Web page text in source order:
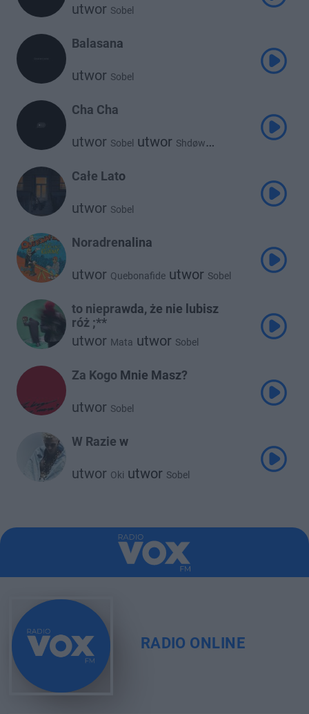
utwor Sobel
Balasana
utwor Sobel
Cha Cha
utwor Sobel utwor Shdøw
Całe Lato
utwor Sobel
Noradrenalina
utwor Quebonafide utwor Sobel
to nieprawda, że nie lubisz
róż ;**
utwor Mata utwor Sobel
Za Kogo Mnie Masz?
utwor Sobel
W Razie w
utwor Oki utwor Sobel
RADIO ONLINE